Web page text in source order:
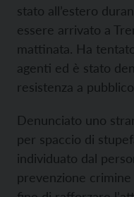
stato all’estero
essere arrivato a
mattinata. Ha
agenti ed è stato
resistenza a
Denunciato uno
per spaccio di
individuato dal
prevenzione